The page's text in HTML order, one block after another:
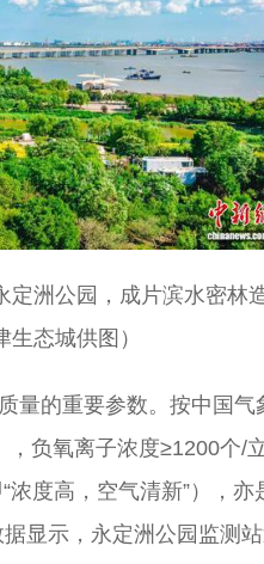
定洲公园，成片滨水密林
生态城供图）
的重要参数。按中国气
，负氧离子浓度≥1200个/
浓度高，空气清新”），亦
显示，永定洲公园监测